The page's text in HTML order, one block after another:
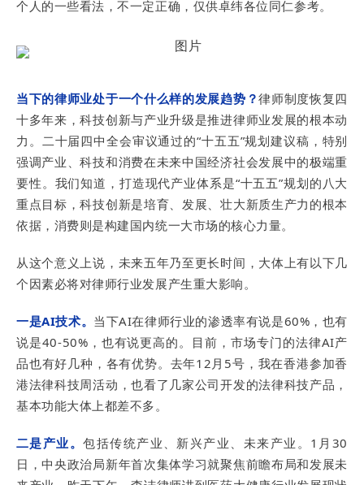
个人的一些看法，不一定正确，仅供卓纬各位同仁参考。
当下的律师业处于一个什么样的发展趋势？律师制度恢复四
十多年来，科技创新与产业升级是推进律师业发展的根本动
力。二十届四中全会审议通过的“十五五”规划建议稿，特别
强调产业、科技和消费在未来中国经济社会发展中的极端重
要性。我们知道，打造现代产业体系是“十五五”规划的八大
重点目标，科技创新是培育、发展、壮大新质生产力的根本
依据，消费则是构建国内统一大市场的核心力量。
从这个意义上说，未来五年乃至更长时间，大体上有以下几
个因素必将对律师行业发展产生重大影响。
一是AI技术。 当下AI在律师行业的渗透率有说是60%，也有
说是40-50%，也有说更高的。目前，市场专门的法律AI产
品也有好几种，各有优势。去年12月5号，我在香港参加香
港法律科技周活动，也看了几家公司开发的法律科技产品，
基本功能大体上都差不多。
二是产业。包括传统产业、新兴产业、未来产业。1月30
日，中央政治局新年首次集体学习就聚焦前瞻布局和发展未